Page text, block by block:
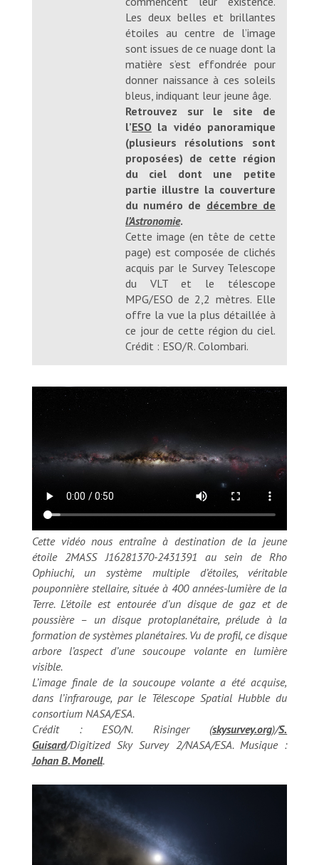
Les deux belles et brillantes
étoiles au centre de l’image
sont issues de ce nuage dont la
matière s’est effondrée pour
donner naissance à ces soleils
bleus, indiquant leur jeune âge.
Retrouvez sur le site de
l’ESO la vidéo panoramique
(plusieurs résolutions sont
proposées) de cette région
du ciel dont une petite
partie illustre la couverture
du numéro de décembre de
l’Astronomie.
Cette image (en tête de cette
page) est composée de clichés
acquis par le Survey Telescope
du VLT et le télescope
MPG/ESO de 2,2 mètres. Elle
offre la vue la plus détaillée à
ce jour de cette région du ciel.
Crédit : ESO/R. Colombari.
Cette vidéo nous entraîne à destination de la jeune
étoile 2MASS J16281370-2431391 au sein de Rho
Ophiuchi, un système multiple d’étoiles, véritable
pouponnière stellaire, située à 400 années-lumière de la
Terre. L’étoile est entourée d’un disque de gaz et de
poussière – un disque protoplanétaire, prélude à la
formation de systèmes planétaires. Vu de profil, ce disque
arbore l’aspect d’une soucoupe volante en lumière
visible.
L’image finale de la soucoupe volante a été acquise,
dans l’infrarouge, par le Télescope Spatial Hubble du
consortium NASA/ESA.
Crédit : ESO/N. Risinger (skysurvey.org)/S.
Guisard/Digitized Sky Survey 2/NASA/ESA. Musique :
Johan B. Monell.